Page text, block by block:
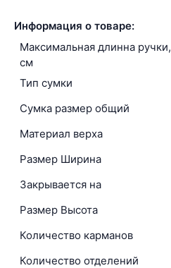
Информация о товаре:
Максимальная длинна ручки,
см
Тип сумки
Сумка размер общий
Материал верха
Размер Ширина
Закрывается на
Размер Высота
Количество карманов
Количество отделений